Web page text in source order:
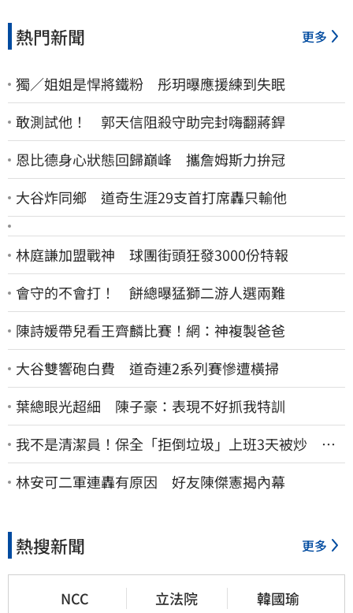
熱門新聞 更多
獨／姐姐是悍將鐵粉 彤玥曝應援練到失眠
敢測試他！ 郭天信阻殺守助完封嗨翻蔣銲
恩比德身心狀態回歸巔峰 攜詹姆斯力拚冠
大谷炸同鄉 道奇生涯29支首打席轟只輸他
林庭謙加盟戰神 球團街頭狂發3000份特報
會守的不會打！ 餅總曝猛獅二游人選兩難
陳詩媛帶兒看王齊麟比賽！網：神複製爸爸
大谷雙響砲白費 道奇連2系列賽慘遭橫掃
葉總眼光超細 陳子豪：表現不好抓我特訓
我不是清潔員！保全「拒倒垃圾」上班3天被炒 找
法院討公道結果出爐
林安可二軍連轟有原因 好友陳傑憲揭內幕
熱搜新聞 更多
NCC 立法院 韓國瑜